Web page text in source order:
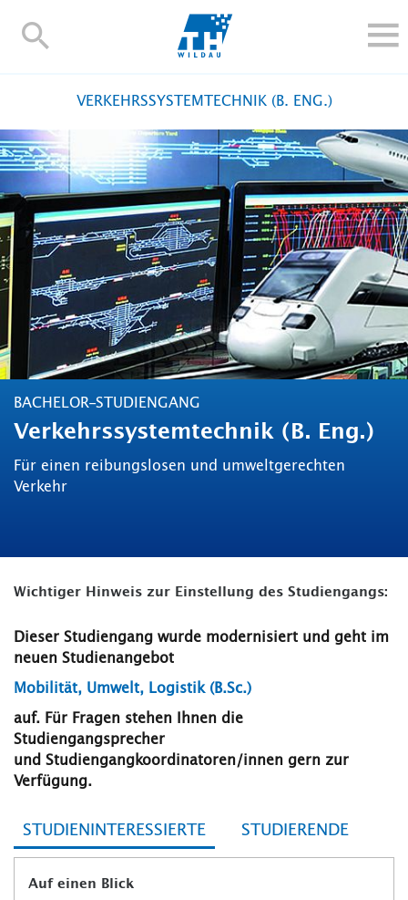
TH-
FORSCHUNG UND TRANSFER
ALUMNI
HOCHSCHULE
INTERNATIONAL
BESCHÄFTIGTE
Blogs Kontakt und Anfahrt Webmail Moodle
TH Online-Portal Personensuche English
VERKEHRSSYSTEMTECHNIK (B. ENG.)
BACHELOR-STUDIENGANG
Verkehrssystemtechnik (B. Eng.)
Für einen reibungslosen und umweltgerechten
Verkehr
Wichtiger Hinweis zur Einstellung des Studiengangs:
Dieser Studiengang wurde modernisiert und geht im
neuen Studienangebot
Mobilität, Umwelt, Logistik (B.Sc.)
auf. Für Fragen stehen Ihnen die
Studiengangsprecher
und Studiengangkoordinatoren/innen gern zur
Verfügung.
STUDIENINTERESSIERTE STUDIERENDE
Auf einen Blick